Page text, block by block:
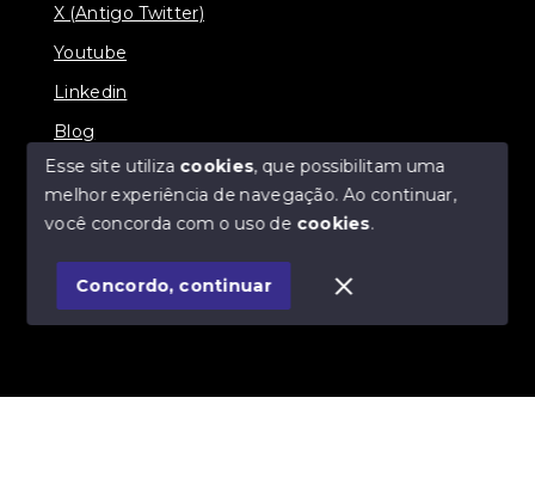
X (Antigo Twitter)
Youtube
Linkedin
Blog
© Copyright 2026 - Imobiliária SÃO VICENTE
SITE PARA IMOBILIARIA
Esse site utiliza cookies, que possibilitam uma
melhor experiência de navegação.Ao continuar,
você concorda com o uso de cookies.
Concordo, continuar